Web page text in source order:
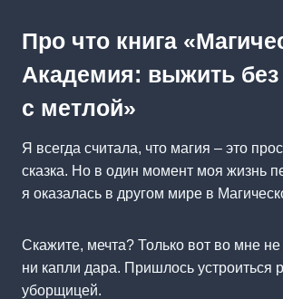
Про что книга
Академия: выжить без
с метлой»
Я всегда считала, что магия – это
сказка. Но в один момент моя жизнь
я оказалась в другом мире в
Скажите, мечта? Только вот во мне
ни капли дара. Пришлось устроиться
уборщицей.